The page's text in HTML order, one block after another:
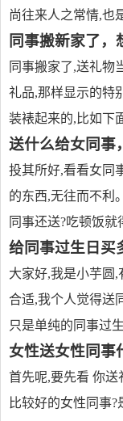
尚往来人之常情,也
同事搬新家了，
同事搬家了,送礼物
礼品,那样显示的特
装裱起来的,比如下
送什么给女同事
投其所好,看看女同
的东西,无往而不利
同事还送?吃顿饭就
给同事过生日买
大家好,我是小芋圆
合适,我个人觉得送
只是单纯的同事过
女性送女性同事
首先呢,要先看 你送
比较好的女性同事